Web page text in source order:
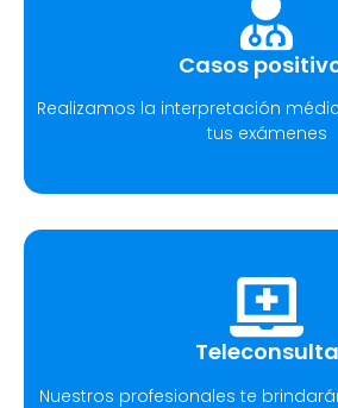
Casos
Realizamos la interpretación
tus exámenes
Teleconsulta
Nuestros profesionales te